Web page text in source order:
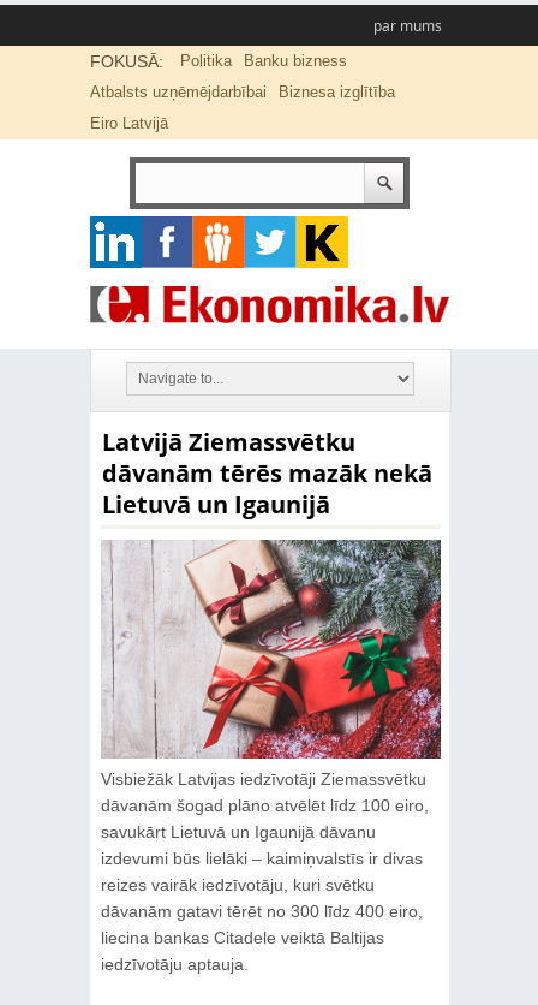
par mums
FOKUSĀ: Politika
Banku bizness
Atbalsts uzņēmējdarbībai
Biznesa izglītība
Eiro Latvijā
Latvijā Ziemassvētku
dāvanām tērēs mazāk nekā
Lietuvā un Igaunijā
Visbiežāk Latvijas iedzīvotāji Ziemassvētku
dāvanām šogad plāno atvēlēt līdz 100 eiro,
savukārt Lietuvā un Igaunijā dāvanu
izdevumi būs lielāki – kaimiņvalstīs ir divas
reizes vairāk iedzīvotāju, kuri svētku
dāvanām gatavi tērēt no 300 līdz 400 eiro,
liecina bankas Citadele veiktā Baltijas
iedzīvotāju aptauja.